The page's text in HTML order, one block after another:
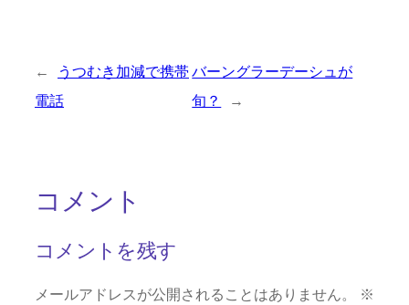
←
うつむき加減で携帯
電話
バーングラーデーシュが
旬？
→
コメント
コメントを残す
メールアドレスが公開されることはありません。
※